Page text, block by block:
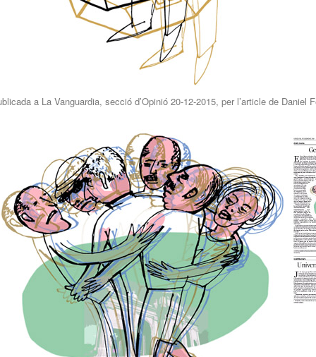
a La Vanguardia, secció d’Opinió 20-12-2015, per l’article de Daniel